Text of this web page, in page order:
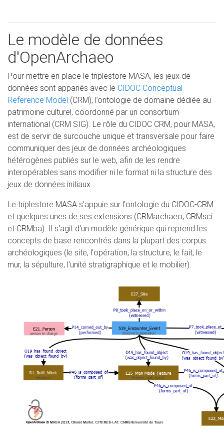
Le modèle de données
d'OpenArchaeo
Pour mettre en place le triplestore MASA, les jeux de
données sont appariés avec le CIDOC Conceptual
Reference Model (CRM), l’ontologie de domaine dédiée au
patrimoine culturel, coordonné par un consortium
international (CRM SIG). Le rôle du CIDOC CRM, pour MASA,
est de servir de surcouche unique et transversale pour faire
communiquer des jeux de données archéologiques
hétérogènes publiés sur le web, afin de les rendre
interopérables sans modifier ni le format ni la structure des
jeux de données initiaux.
Le triplestore MASA s'appuie sur l'ontologie du CIDOC-CRM
et quelques unes de ses extensions (CRMarchaeo, CRMsci
et CRMba). Il s'agit d'un modèle générique qui reprend les
concepts de base rencontrés dans la plupart des corpus
archéologiques (le site, l'opération, la structure, le fait, le
mur, la sépulture, l'unité stratigraphique et le mobilier).